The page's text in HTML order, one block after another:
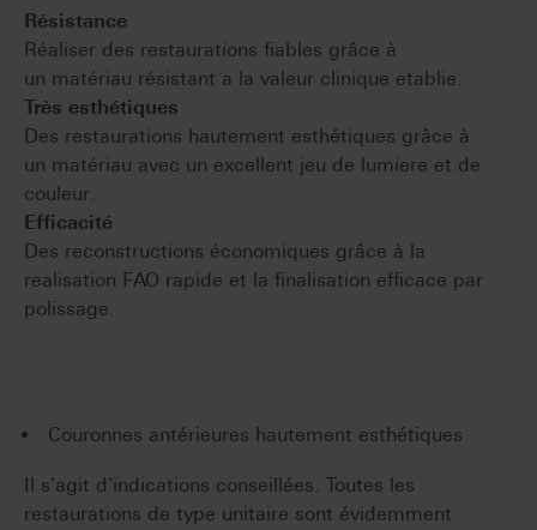
Résistance
Réaliser des restaurations fiables grâce à
un matériau résistant a la valeur clinique etablie.
Très esthétiques
Des restaurations hautement esthétiques grâce à
un matériau avec un excellent jeu de lumiere et de
couleur.
Efficacité
Des reconstructions économiques grâce à la
realisation FAO rapide et la finalisation efficace par
polissage.
Couronnes antérieures hautement esthétiques
Il s'agit d'indications conseillées. Toutes les
restaurations de type unitaire sont évidemment